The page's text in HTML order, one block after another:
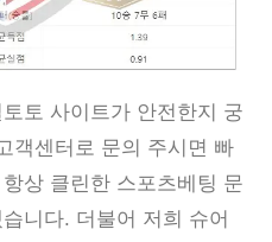
토 사이트가 안전한지 궁
객센터로 문의 주시면 빠
상 클린한 스포츠베팅 문
니다. 더불어 저희 슈어